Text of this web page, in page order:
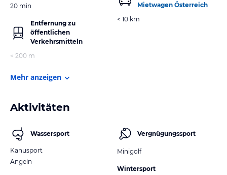
20 min
Entfernung zu
öffentlichen
Verkehrsmitteln
< 200 m
Mietwagen Österreich
< 10 km
Mehr anzeigen
Aktivitäten
Wassersport
Kanusport
Angeln
Vergnügungssport
Minigolf
Wintersport